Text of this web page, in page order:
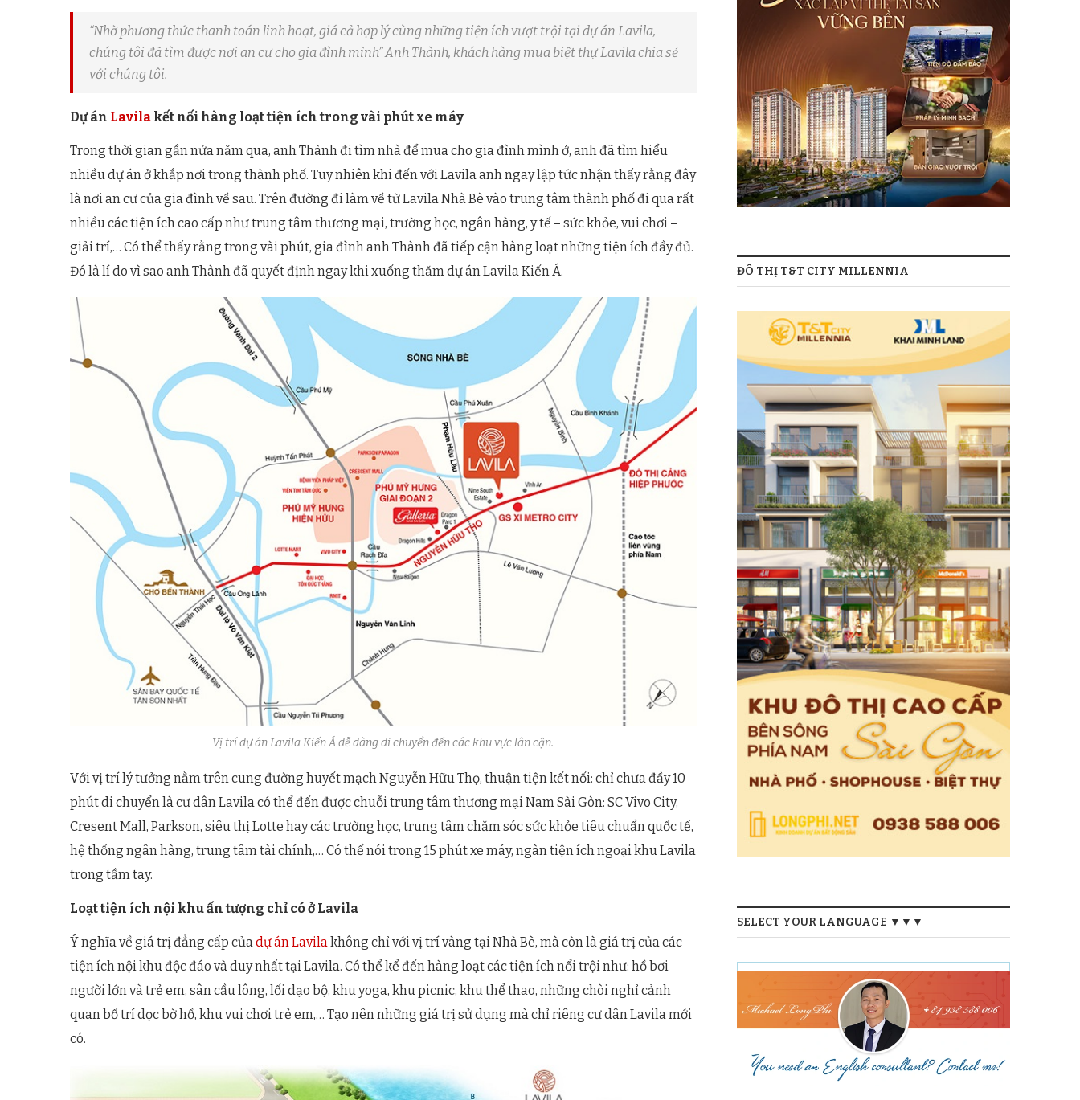
“Nhờ phương thức thanh toán linh hoạt, giá cả hợp lý cùng những tiện ích vượt trội tại dự án Lavila,
chúng tôi đã tìm được nơi an cư cho gia đình mình” Anh Thành, khách hàng mua biệt thự Lavila chia sẻ
với chúng tôi.
Dự án Lavila kết nối hàng loạt tiện ích trong vài phút xe máy
Trong thời gian gần nửa năm qua, anh Thành đi tìm nhà để mua cho gia đình mình ở, anh đã tìm hiểu
nhiều dự án ở khắp nơi trong thành phố. Tuy nhiên khi đến với Lavila anh ngay lập tức nhận thấy rằng đây
là nơi an cư của gia đình về sau. Trên đường đi làm về từ Lavila Nhà Bè vào trung tâm thành phố đi qua rất
nhiều các tiện ích cao cấp như trung tâm thương mại, trường học, ngân hàng, y tế – sức khỏe, vui chơi –
giải trí,… Có thể thấy rằng trong vài phút, gia đình anh Thành đã tiếp cận hàng loạt những tiện ích đầy đủ.
Đó là lí do vì sao anh Thành đã quyết định ngay khi xuống thăm dự án Lavila Kiến Á.
Vị trí dự án Lavila Kiến Á dễ dàng di chuyển đến các khu vực lân cận.
Với vị trí lý tưởng nằm trên cung đường huyết mạch Nguyễn Hữu Thọ, thuận tiện kết nối: chỉ chưa đầy 10
phút di chuyển là cư dân Lavila có thể đến được chuỗi trung tâm thương mại Nam Sài Gòn: SC Vivo City,
Cresent Mall, Parkson, siêu thị Lotte hay các trường học, trung tâm chăm sóc sức khỏe tiêu chuẩn quốc tế,
hệ thống ngân hàng, trung tâm tài chính,… Có thể nói trong 15 phút xe máy, ngàn tiện ích ngoại khu Lavila
trong tầm tay.
Loạt tiện ích nội khu ấn tượng chỉ có ở Lavila
Ý nghĩa về giá trị đẳng cấp của dự án Lavila không chỉ với vị trí vàng tại Nhà Bè, mà còn là giá trị của các
tiện ích nội khu độc đáo và duy nhất tại Lavila. Có thể kể đến hàng loạt các tiện ích nổi trội như: hồ bơi
người lớn và trẻ em, sân cầu lông, lối dạo bộ, khu yoga, khu picnic, khu thể thao, những chòi nghỉ cảnh
quan bố trí dọc bờ hồ, khu vui chơi trẻ em,… Tạo nên những giá trị sử dụng mà chỉ riêng cư dân Lavila mới
có.
ĐÔ THỊ T&T CITY MILLENNIA
SELECT YOUR LANGUAGE ▼▼▼